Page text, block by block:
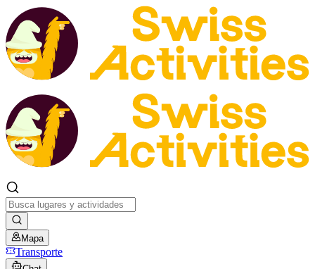
Mapa
Transporte